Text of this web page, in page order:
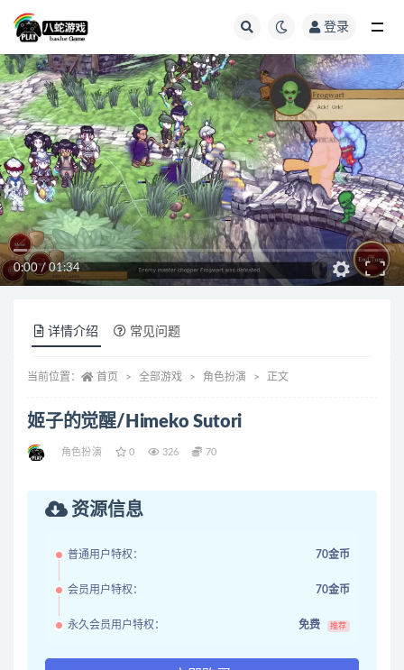
登录
0:00/01:34
详情介绍 常见问题
当前位置： 首页 全部游戏 角色扮演 正文
姬子的觉醒/Himeko Sutori
角色扮演 0 326 70
资源信息
普通用户特权： 70金币
会员用户特权： 70金币
永久会员用户特权： 免费 推荐